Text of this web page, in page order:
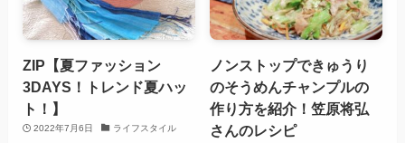
ZIP【夏ファッション
3DAYS！トレンド夏ハッ
ト！】
2022年7月6日 ライフスタイル
ノンストップできゅうり
のそうめんチャンプルの
作り方を紹介！笠原将弘
さんのレシピ